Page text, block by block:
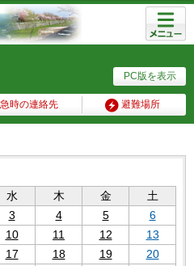
PC版を表示
時の連絡先 避難場所
メニュ
ー
水 木 金
土
3 4 5
6
10 11 12
13
17 18 19
20